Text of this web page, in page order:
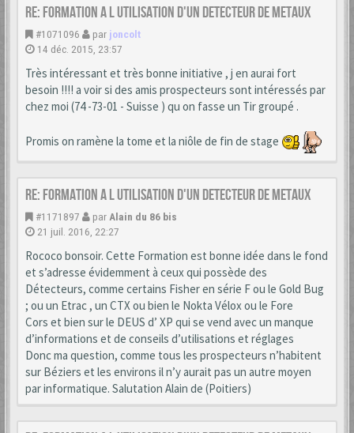
Re: formation a l utilisation d'un detecteur de metaux
#1071096 par joncolt
14 déc. 2015, 23:57
Très intéressant et très bonne initiative , j en aurai fort
besoin !!!! a voir si des amis prospecteurs sont intéressés par
chez moi (74 -73-01 - Suisse ) qu on fasse un Tir groupé .
Promis on ramène la tome et la niôle de fin de stage
Re: formation a l utilisation d'un detecteur de metaux
#1171897 par Alain du 86 bis
21 juil. 2016, 22:27
Rococo bonsoir. Cette Formation est bonne idée dans le fond
et s’adresse évidemment à ceux qui possède des
Détecteurs, comme certains Fisher en série F ou le Gold Bug
; ou un Etrac , un CTX ou bien le Nokta Vélox ou le Fore
Cors et bien sur le DEUS d’ XP qui se vend avec un manque
d’informations et de conseils d’utilisations et réglages
Donc ma question, comme tous les prospecteurs n’habitent
sur Béziers et les environs il n’y aurait pas un autre moyen
par informatique. Salutation Alain de (Poitiers)